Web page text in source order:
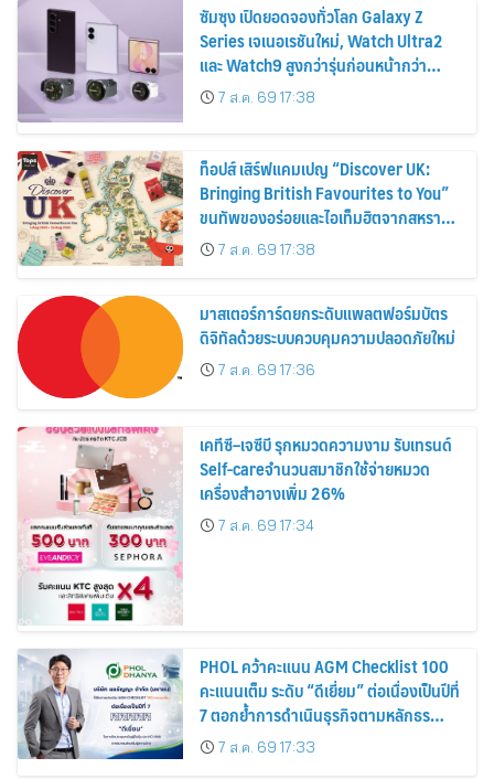
ซัมซุง เปิดยอดจองทั่วโลก Galaxy Z
Series เจเนอเรชันใหม่, Watch Ultra2
และ Watch9 สูงกว่ารุ่นก่อนหน้ากว่า
30%7 ส.ค. 69 17:38
ท็อปส์ เสิร์ฟแคมเปญ “Discover UK:
Bringing British Favourites to You”
ขนทัพของอร่อยและไอเท็มฮิตจากสหราช
อาณาจักร ส่งตรงถึงมือตั้งแต่วันนี้ – 18
สิงหาคมนี้
7 ส.ค. 69 17:38
มาสเตอร์การ์ดยกระดับแพลตฟอร์มบัตร
ดิจิทัลด้วยระบบควบคุมความปลอดภัยใหม่
7 ส.ค. 69 17:36
เคทีซี–เจซีบี รุกหมวดความงาม รับเทรนด์
Self-careจำนวนสมาชิกใช้จ่ายหมวด
เครื่องสำอางเพิ่ม 26%
7 ส.ค. 69 17:34
PHOL คว้าคะแนน AGM Checklist 100
คะแนนเต็ม ระดับ “ดีเยี่ยม” ต่อเนื่องเป็นปีที่
7 ตอกย้ำการดำเนินธุรกิจตามหลักธร
รมาภิบาล โปร่งใส สร้างความเชื่อมั่นผู้ถือ
หุ้น
7 ส.ค. 69 17:33